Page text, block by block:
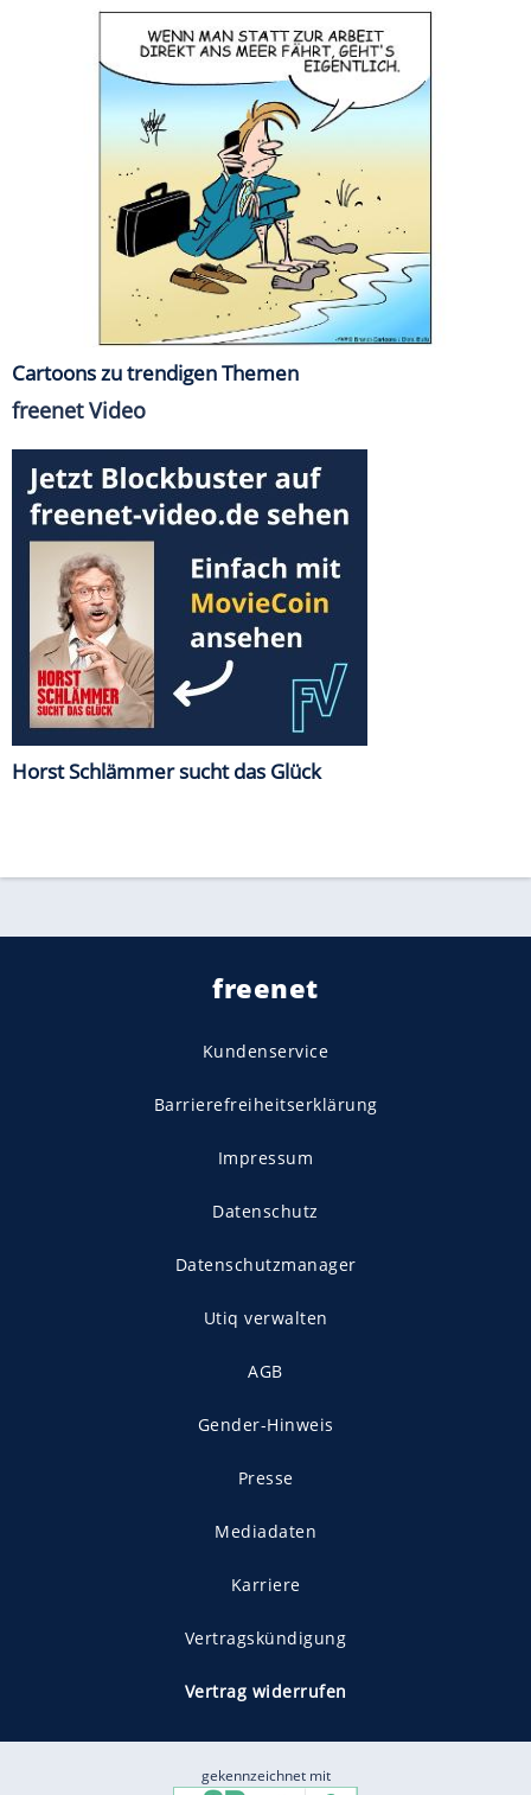
Cartoons zu trendigen Themen
freenet Video
Horst Schlämmer sucht das Glück
freenet
Kundenservice
Barrierefreiheitserklärung
Impressum
Datenschutz
Datenschutzmanager
Utiq verwalten
AGB
Gender-Hinweis
Presse
Mediadaten
Karriere
Vertragskündigung
Vertrag widerrufen
gekennzeichnet mit